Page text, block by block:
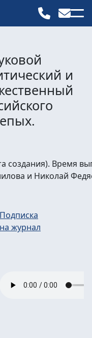
и
создания). Время
и Николай
Подписка
на журнал